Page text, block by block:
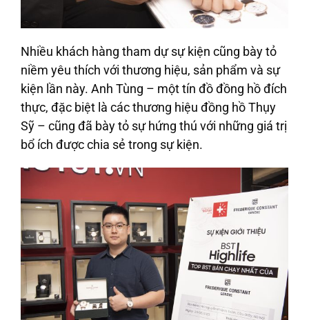
Nhiều khách hàng tham dự sự kiện cũng bày tỏ
niềm yêu thích với thương hiệu, sản phẩm và sự
kiện lần này. Anh Tùng – một tín đồ đồng hồ đích
thực, đặc biệt là các thương hiệu đồng hồ Thụy
Sỹ – cũng đã bày tỏ sự hứng thú với những giá trị
bổ ích được chia sẻ trong sự kiện.